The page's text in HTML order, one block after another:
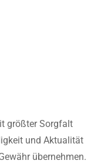
größter Sorgfalt
und Aktualität
übernehmen.